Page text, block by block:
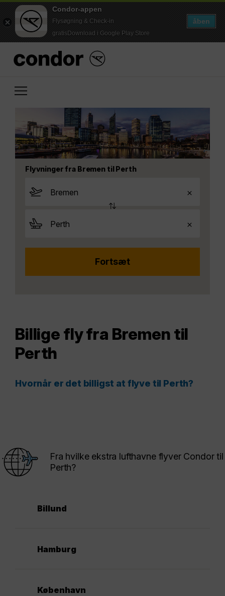
Condor-appen
Flysøgning & Check-in
gratisDownload i Google Play Store
åben
Flyvninger fra Bremen til Perth
Billige fly fra Bremen til
Perth
Hvornår er det billigst at flyve til Perth?
Fra hvilke ekstra lufthavne flyver Condor til
Perth?
Billund
Hamburg
København